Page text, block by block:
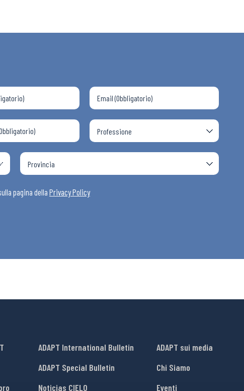
ADAPT
pagina della Privacy Policy
ADAPT International Bulletin
ADAPT Special Bulletin
Noticias CIELO
ADAPT sui media
Chi Siamo
Eventi